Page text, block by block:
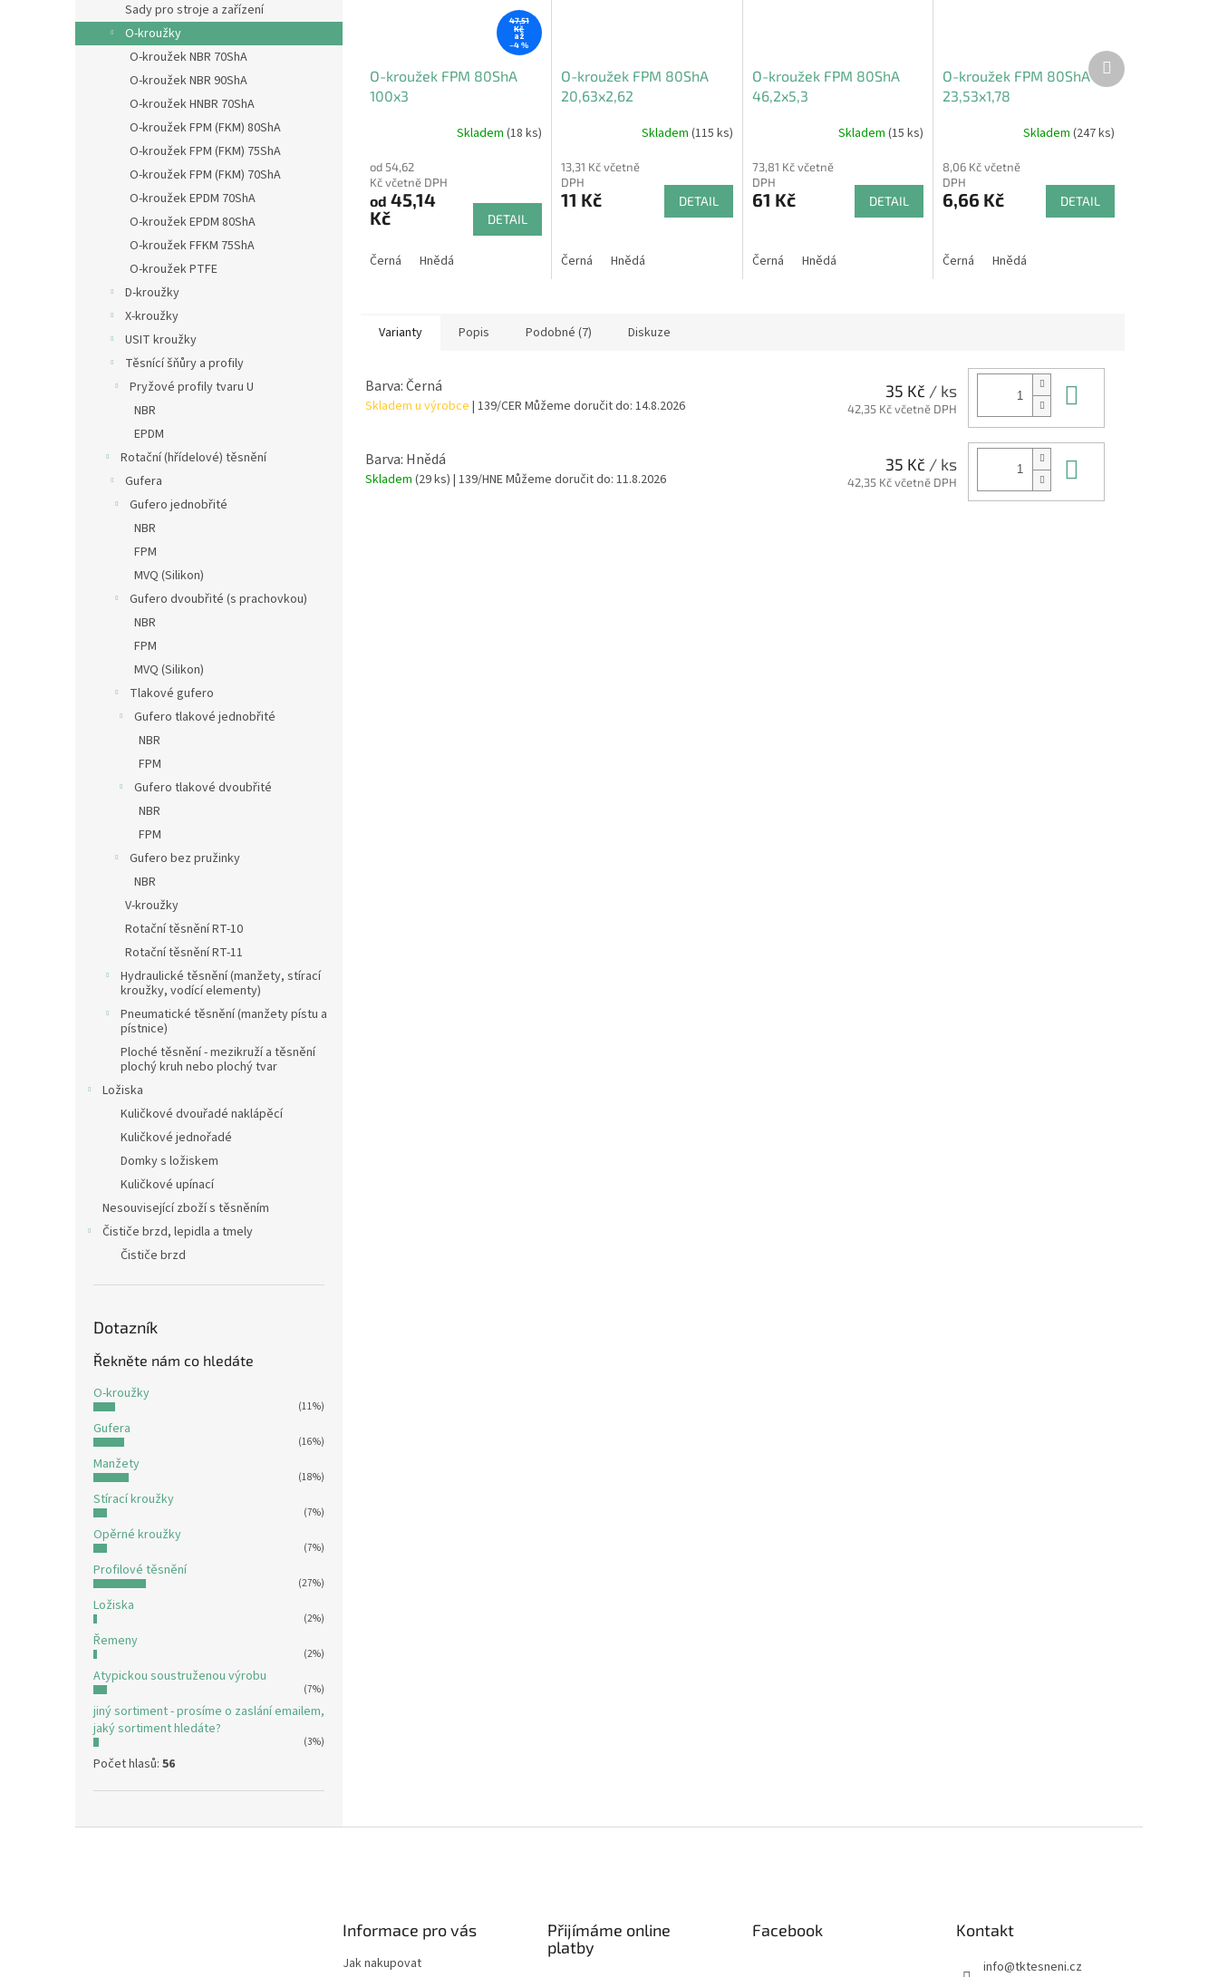
Sady pro stroje a zařízení
O-kroužky
O-kroužek NBR 70ShA
O-kroužek NBR 90ShA
O-kroužek HNBR 70ShA
O-kroužek FPM (FKM) 80ShA
O-kroužek FPM (FKM) 75ShA
O-kroužek FPM (FKM) 70ShA
O-kroužek EPDM 70ShA
O-kroužek EPDM 80ShA
O-kroužek FFKM 75ShA
O-kroužek PTFE
D-kroužky
X-kroužky
USIT kroužky
Těsnící šňůry a profily
Pryžové profily tvaru U
NBR
EPDM
Rotační (hřídelové) těsnění
Gufera
Gufero jednobřité
NBR
FPM
MVQ (Silikon)
Gufero dvoubřité (s prachovkou)
NBR
FPM
MVQ (Silikon)
Tlakové gufero
Gufero tlakové jednobřité
NBR
FPM
Gufero tlakové dvoubřité
NBR
FPM
Gufero bez pružinky
NBR
V-kroužky
Rotační těsnění RT-10
Rotační těsnění RT-11
Hydraulické těsnění (manžety, stírací
kroužky, vodící elementy)
Pneumatické těsnění (manžety pístu a
pístnice)
Ploché těsnění - mezikruží a těsnění
plochý kruh nebo plochý tvar
Ložiska
Kuličkové dvouřadé naklápěcí
Kuličkové jednořadé
Domky s ložiskem
Kuličkové upínací
Nesouvisející zboží s těsněním
Čističe brzd, lepidla a tmely
Čističe brzd
Dotazník
Řekněte nám co hledáte
O-kroužky
(11%)
Gufera
(16%)
Manžety
(18%)
Stírací kroužky
(7%)
Opěrné kroužky
(7%)
Profilové těsnění
(27%)
Ložiska
(2%)
Řemeny
(2%)
Atypickou soustruženou výrobu
(7%)
jiný sortiment - prosíme o zaslání emailem,
jaký sortiment hledáte?
(3%)
Počet hlasů: 56
47,51
Kč
až
–4 %
O-kroužek FPM 80ShA
100x3
Skladem (18 ks)
od 54,62
Kč včetně DPH
od 45,14
Kč
DETAIL
Černá Hnědá
O-kroužek FPM 80ShA
20,63x2,62
Skladem (115 ks)
13,31 Kč včetně
DPH
11 Kč DETAIL
Černá Hnědá
O-kroužek FPM 80ShA
46,2x5,3
Skladem(15 ks)
73,81 Kč včetně
DPH
61 Kč DETAIL
Černá Hnědá
O-kroužek FPM 80ShA
23,53x1,78
Skladem (247 ks)
8,06 Kč včetně
DPH
6,66 Kč DETAIL
Černá Hnědá
Další
produkt
Varianty Popis Podobné (7) Diskuze
Barva: Černá
Skladem u výrobce | 139/CER Můžeme doručit do: 14.8.2026
35 Kč / ks
42,35 Kč včetně DPH
Barva: Hnědá
Skladem (29 ks) | 139/HNEMůžeme doručit do: 11.8.2026
35 Kč / ks
42,35 Kč včetně DPH
Informace pro vás
Jak nakupovat
Přijímáme online
platby
Facebook Kontakt
info@tktesneni.cz